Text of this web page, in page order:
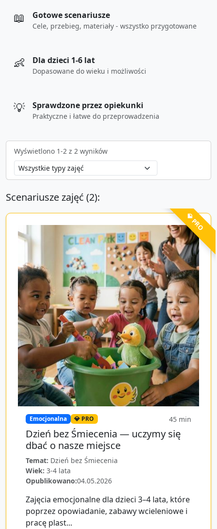
📖 Gotowe scenariusze
Cele, przebieg, materiały - wszystko przygotowane
👶 Dla dzieci 1-6 lat
Dopasowane do wieku i możliwości
💡 Sprawdzone przez opiekunki
Praktyczne i łatwe do przeprowadzenia
Wyświetlono 1-2 z 2 wyników
Scenariusze zajęć (2):
💎 PRO
Emocjonalna 💎 PRO 45 min
Dzień bez Śmiecenia — uczymy się
dbać o nasze miejsce
Temat: Dzień bez Śmiecenia
Wiek: 3-4 lata
Opublikowano:04.05.2026
Zajęcia emocjonalne dla dzieci 3–4 lata, które
poprzez opowiadanie, zabawy wcieleniowe i
pracę plast...